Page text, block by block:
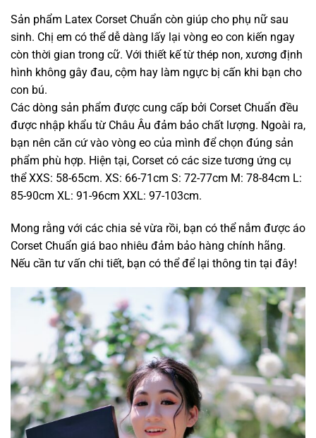
Sản phẩm Latex Corset Chuẩn còn giúp cho phụ nữ sau
sinh. Chị em có thể dễ dàng lấy lại vòng eo con kiến ngay
còn thời gian trong cữ. Với thiết kế từ thép non, xương định
hình không gây đau, cộm hay làm ngực bị cấn khi bạn cho
con bú.
Các dòng sản phẩm được cung cấp bởi Corset Chuẩn đều
được nhập khẩu từ Châu Âu đảm bảo chất lượng. Ngoài ra,
bạn nên căn cứ vào vòng eo của mình để chọn đúng sản
phẩm phù hợp. Hiện tại, Corset có các size tương ứng cụ
thể XXS: 58-65cm. XS: 66-71cm S: 72-77cm M: 78-84cm L:
85-90cm XL: 91-96cm XXL: 97-103cm.
Mong rằng với các chia sẻ vừa rồi, bạn có thể nắm được áo
Corset Chuẩn giá bao nhiêu đảm bảo hàng chính hãng.
Nếu cần tư vấn chi tiết, bạn có thể để lại thông tin tại đây!